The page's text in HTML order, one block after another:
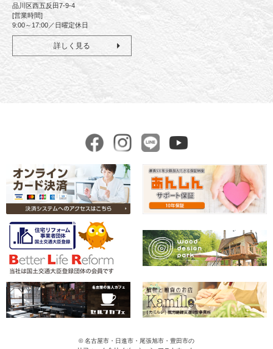
品川区西五反田7-9-4
[営業時間]
9:00～17:00／日曜定休日
詳しく見る
© 名古屋市・日進市・尾張旭市・豊田市の